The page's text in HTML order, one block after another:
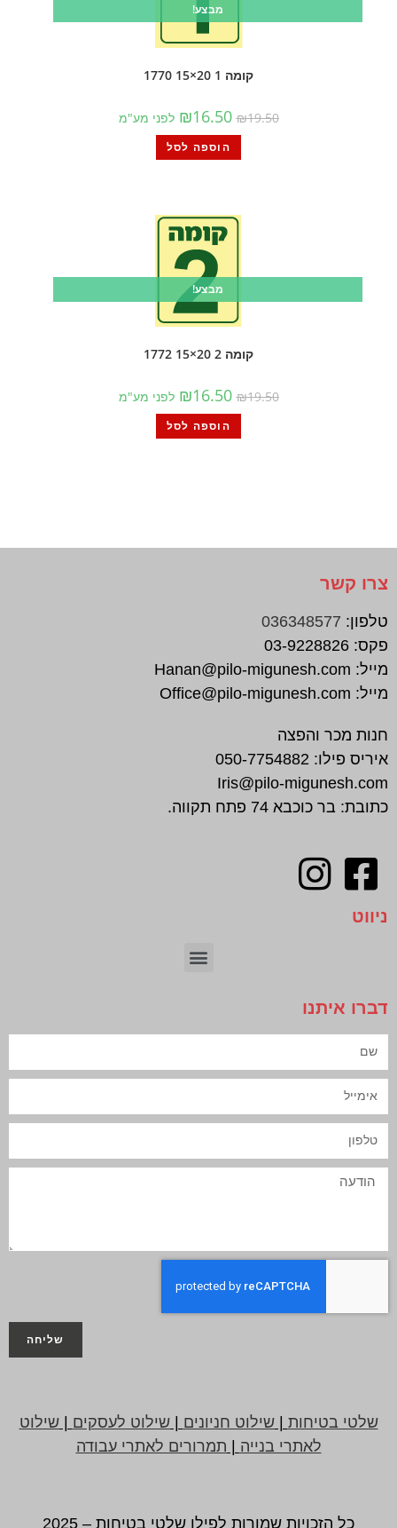
מבצע!
קומה 1 20×15 1770
₪19.50
₪16.50 לפני מע"מ
הוספה לסל
מבצע!
קומה 2 20×15 1772
₪19.50
₪16.50 לפני מע"מ
הוספה לסל
צרו קשר
טלפון: 036348577
פקס: 03-9228826
מייל: Hanan@pilo-migunesh.com
מייל: Office@pilo-migunesh.com
חנות מכר והפצה
איריס פילו: 050-7754882
Iris@pilo-migunesh.com
כתובת: בר כוכבא 74 פתח תקווה.
ניווט
דברו איתנו
שליחה
שלטי בטיחות |שילוט חניונים |שילוט לעסקים |שילוט
לאתרי בנייה | תמרורים לאתרי עבודה
כל הזכויות שמורות לפילו שלטי בטיחות – 2025